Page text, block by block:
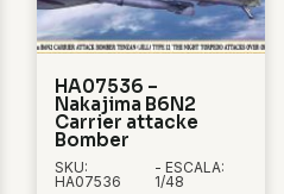
HA07536 –
Nakajima B6N2
Carrier attacke
Bomber
SKU:
HA07536
- ESCALA:
1/48